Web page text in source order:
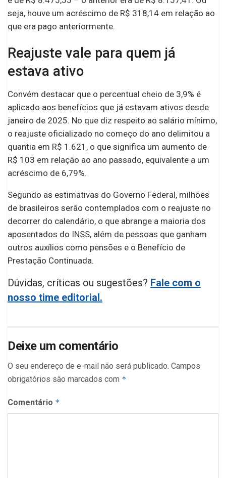
seja, houve um acréscimo de R$ 318,14 em relação ao
que era pago anteriormente.
Reajuste vale para quem já
estava ativo
Convém destacar que o percentual cheio de 3,9% é
aplicado aos benefícios que já estavam ativos desde
janeiro de 2025. No que diz respeito ao salário mínimo,
o reajuste oficializado no começo do ano delimitou a
quantia em R$ 1.621, o que significa um aumento de
R$ 103 em relação ao ano passado, equivalente a um
acréscimo de 6,79%.
Segundo as estimativas do Governo Federal, milhões
de brasileiros serão contemplados com o reajuste no
decorrer do calendário, o que abrange a maioria dos
aposentados do INSS, além de pessoas que ganham
outros auxílios como pensões e o Benefício de
Prestação Continuada.
Dúvidas, críticas ou sugestões? Fale com o
nosso time editorial.
Deixe um comentário
O seu endereço de e-mail não será publicado. Campos
obrigatórios são marcados com *
Comentário *